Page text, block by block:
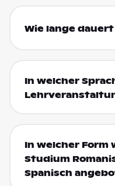
Wie lange
In welcher
In welcher Form
Studium
Spanisch